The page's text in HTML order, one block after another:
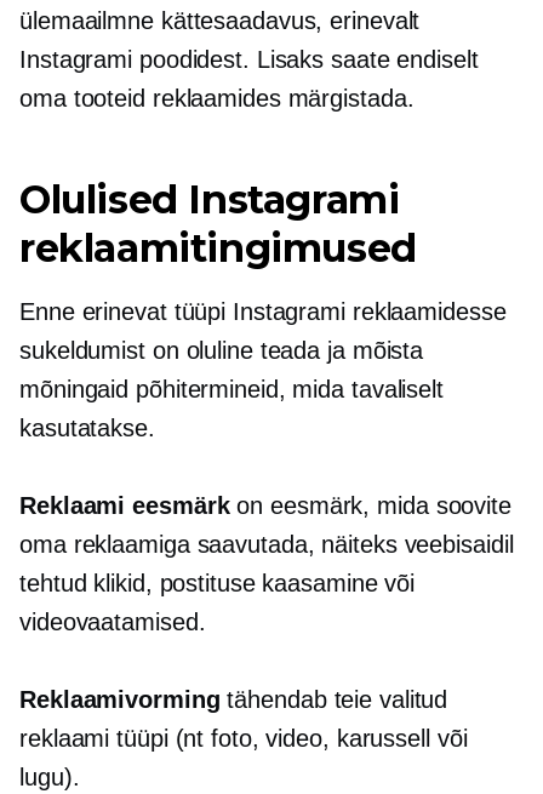
ülemaailmne kättesaadavus, erinevalt
Instagrami poodidest. Lisaks saate endiselt
oma tooteid reklaamides märgistada.
Olulised Instagrami
reklaamitingimused
Enne erinevat tüüpi Instagrami reklaamidesse
sukeldumist on oluline teada ja mõista
mõningaid põhitermineid, mida tavaliselt
kasutatakse.
Reklaami eesmärkon eesmärk, mida soovite
oma reklaamiga saavutada, näiteks veebisaidil
tehtud klikid, postituse kaasamine või
videovaatamised.
Reklaamivorming tähendab teie valitud
reklaami tüüpi (nt foto, video, karussell või
lugu).